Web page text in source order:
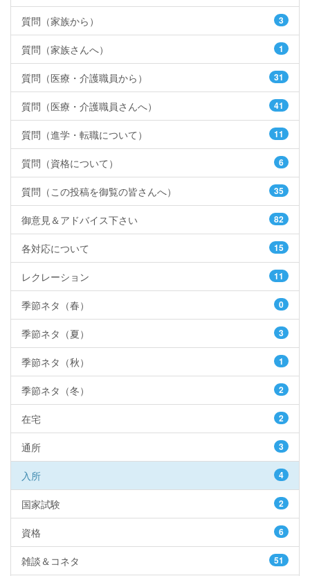
質問（家族から） 3
質問（家族さんへ） 1
質問（医療・介護職員から） 31
質問（医療・介護職員さんへ） 41
質問（進学・転職について） 11
質問（資格について） 6
質問（この投稿を御覧の皆さんへ） 35
御意見＆アドバイス下さい 82
各対応について 15
レクレーション 11
季節ネタ（春） 0
季節ネタ（夏） 3
季節ネタ（秋） 1
季節ネタ（冬） 2
在宅 2
通所 3
入所 4
国家試験 2
資格 6
雑談＆コネタ 51